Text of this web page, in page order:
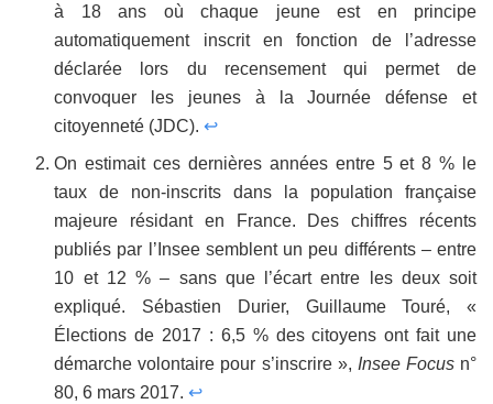
à 18 ans où chaque jeune est en principe
automatiquement inscrit en fonction de l’adresse
déclarée lors du recensement qui permet de
convoquer les jeunes à la Journée défense et
citoyenneté (JDC). ↩
On estimait ces dernières années entre 5 et 8 % le
taux de non-inscrits dans la population française
majeure résidant en France. Des chiffres récents
publiés par l’Insee semblent un peu différents – entre
10 et 12 % – sans que l’écart entre les deux soit
expliqué. Sébastien Durier, Guillaume Touré, «
Élections de 2017 : 6,5 % des citoyens ont fait une
démarche volontaire pour s’inscrire », Insee Focusn°
80, 6 mars 2017. ↩